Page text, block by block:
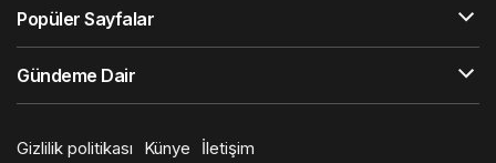
Popüler Sayfalar
Gündeme Dair
Gizlilik politikası Künye
İletişim